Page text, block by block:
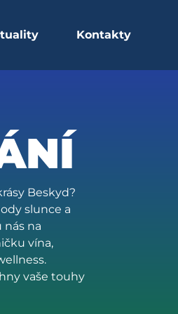
Kontakty
Beskyd?
slunce a
na
vína,
vaše touhy